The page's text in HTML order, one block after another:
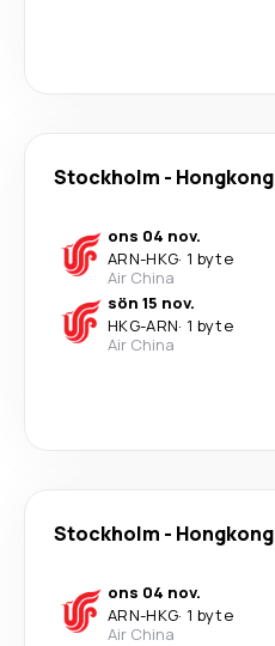
Stockholm - Hongkong
ons 04 nov.
ARN-HKG· 1 byte
Air China
sön 15 nov.
HKG-ARN· 1 byte
Air China
Stockholm - Hongkong
ons 04 nov.
ARN-HKG· 1 byte
Air China